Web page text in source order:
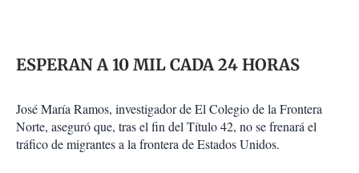
ESPERAN A 10 MIL CADA 24 HORAS
José María Ramos, investigador de El Colegio de la Frontera
Norte, aseguró que, tras el fin del Título 42, no se frenará el
tráfico de migrantes a la frontera de Estados Unidos.